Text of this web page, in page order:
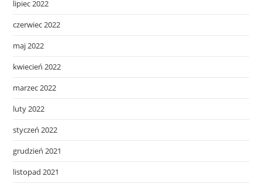
lipiec 2022
czerwiec 2022
maj 2022
kwiecień 2022
marzec 2022
luty 2022
styczeń 2022
grudzień 2021
listopad 2021